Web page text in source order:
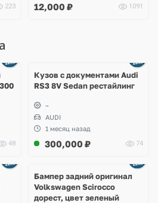
223 12,000 ₽ 1091
48
Кузов с документами Audi
RS3 8V Sedan рестайлинг
~
AUDI
1 месяц назад
300,000 ₽ 74
Бампер задний оригинал
Volkswagen Scirocco
дорест, цвет зеленый